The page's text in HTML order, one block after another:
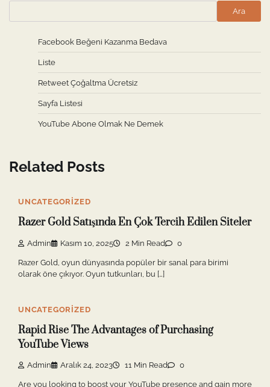
Ara
Facebook Beğeni Kazanma Bedava
Liste
Retweet Çoğaltma Ücretsiz
Sayfa Listesi
YouTube Abone Olmak Ne Demek
Related Posts
UNCATEGORIZED
Razer Gold Satışında En Çok Tercih Edilen Siteler
Admin Kasım 10, 2025 2 Min Read 0
Razer Gold, oyun dünyasında popüler bir sanal para birimi
olarak öne çıkıyor. Oyun tutkunları, bu […]
UNCATEGORIZED
Rapid Rise The Advantages of Purchasing
YouTube Views
Admin Aralık 24, 2023 11 Min Read 0
Are you looking to boost your YouTube presence and gain more